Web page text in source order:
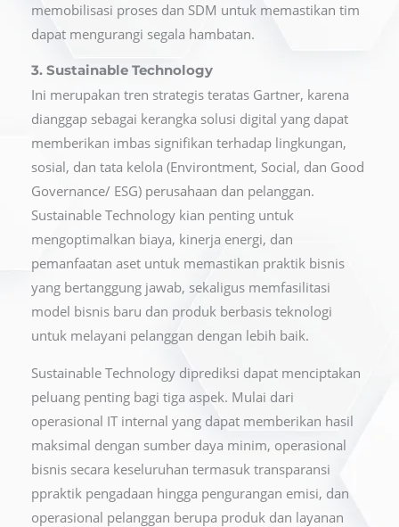
memobilisasi proses dan SDM untuk memastikan tim
dapat mengurangi segala hambatan.
3. Sustainable Technology
Ini merupakan tren strategis teratas Gartner, karena
dianggap sebagai kerangka solusi digital yang dapat
memberikan imbas signifikan terhadap lingkungan,
sosial, dan tata kelola (Environtment, Social, dan Good
Governance/ ESG) perusahaan dan pelanggan.
Sustainable Technology kian penting untuk
mengoptimalkan biaya, kinerja energi, dan
pemanfaatan aset untuk memastikan praktik bisnis
yang bertanggung jawab, sekaligus memfasilitasi
model bisnis baru dan produk berbasis teknologi
untuk melayani pelanggan dengan lebih baik.
Sustainable Technology diprediksi dapat menciptakan
peluang penting bagi tiga aspek. Mulai dari
operasional IT internal yang dapat memberikan hasil
maksimal dengan sumber daya minim, operasional
bisnis secara keseluruhan termasuk transparansi
ppraktik pengadaan hingga pengurangan emisi, dan
operasional pelanggan berupa produk dan layanan